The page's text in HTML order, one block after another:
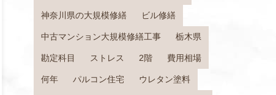
神奈川県の大規模修繕 ビル修繕
中古マンション大規模修繕工事 栃木県
勘定科目 ストレス 2階 費用相場
何年 パルコン住宅 ウレタン塗料